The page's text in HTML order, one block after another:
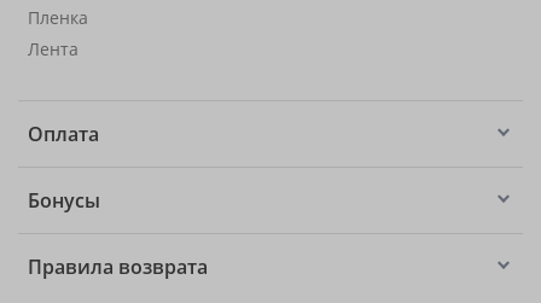
Пленка
Лента
Оплата
Бонусы
Правила возврата